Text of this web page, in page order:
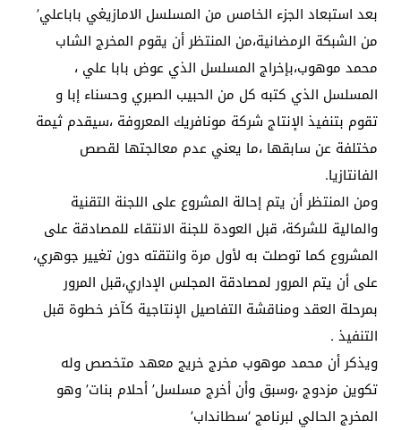
بعد استبعاد الجزء الخامس من المسلسل الامازيغي باباعلي’
من الشبكة الرمضانية،من المنتظر أن يقوم المخرج الشاب
محمد موهوب،بإخراج المسلسل الذي عوض بابا علي ،
المسلسل الذي كتبه كل من الحبيب الصبري وحسناء إبا و
تقوم بتنفيذ الإنتاج شركة مونافريك المعروفة ،سيقدم ثيمة
مختلفة عن سابقها ،ما يعني عدم معالجتها لقصص
الفانتازيا.
ومن المنتظر أن يتم إحالة المشروع على اللجنة التقنية
والمالية للشركة، قبل العودة للجنة الانتقاء للمصادقة على
المشروع كما توصلت به لأول مرة وانتقته دون تغيير جوهري،
على أن يتم المرور لمصادقة المجلس الإداري،قبل المرور
بمرحلة العقد ومناقشة التفاصيل الإنتاجية كآخر خطوة قبل
التنفيذ .
ويذكر أن محمد موهوب مخرج خريج معهد متخصص وله
تكوين مزدوج ،وسبق وأن أخرج مسلسل’ أحلام بنات’ وهو
المخرج الحالي لبرنامج ‘سطانداب’